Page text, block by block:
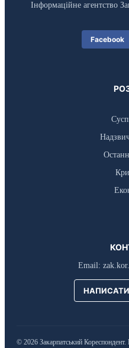
Інформаційне агентство
Facebook
Email:
© 2026 Закарпатський Кореспондент.